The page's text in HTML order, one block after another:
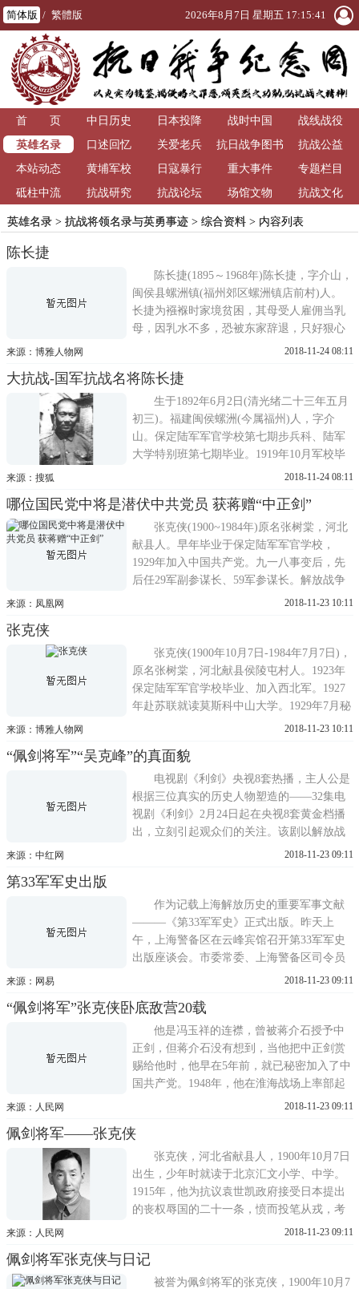
简体版 / 繁體版 2026年8月7日 星期五 17:15:42
首 页 中日历史 日本投降 战时中国
战线战役
英雄名录
口述回忆 关爱老兵
抗日战争图书
馆
抗战公益
本站动态
黄埔军校 日寇暴行 重大事件
专题栏目
砥柱中流
抗战研究 抗战论坛 场馆文物 抗战文化
英雄名录> 抗战将领名录与英勇事迹> 综合资料> 内容列表
陈长捷
陈长捷(1895～1968年)陈长捷，字介山，
闽侯县螺洲镇(福州郊区螺洲镇店前村)人。
长捷为襁褓时家境贫困，其母受人雇佣当乳
母，因乳水不多，恐被东家辞退，只好狠心
将他弃置在陈氏宗祠的供桌上，后兄姐赶往
读书，成绩优异，得老师田春干赏识，资助
他人福州师范学堂，后招之为婿。辛亥革命
后，他转入
来源：博雅人物网 2018-11-24 08:11
大抗战-国军抗战名将陈长捷
生于1892年6月2日(清光绪二十三年五月
初三)。福建闽侯螺洲(今属福州)人，字介
山。保定陆军军官学校第七期步兵科、陆军
大学特别班第七期毕业。1919年10月军校毕
业后派任山西陆军第4混成旅(旅长赵戴文)第
官、第1连中尉排长、上尉连长、少校团副。
1925年1月调升第1旅(旅长傅存怀)第2团(团长
卢丰年)中校
来源：搜狐 2018-11-24 08:11
哪位国民党中将是潜伏中共党员 获蒋赠“中正剑”
张克侠(1900~1984年)原名张树棠，河北
献县人。早年毕业于保定陆军军官学校，
1929年加入中国共产党。九一八事变后，先
后任29军副参谋长、59军参谋长。解放战争
时期，任国民党第三绥靖区中将副司令。
政委员会农林部长，国家林业部副部长兼林
业科学院院长、党组书记等职。
来源：凤凰网 2018-11-23 10:11
张克侠
张克侠(1900年10月7日-1984年7月7日)，
原名张树棠，河北献县侯陵屯村人。1923年
保定陆军军官学校毕业、加入西北军。1927
年赴苏联就读莫斯科中山大学。1929年7月秘
密加入中国共产党。1948年12月8日，与何基
淮海战役中碾庄战役的胜利。建国后曾任林
业部副部长、中国林业科学研究院院长。是
第四届人大代表、政协第
来源：博雅人物网 2018-11-23 10:11
“佩剑将军”“吴克峰”的真面貌
电视剧《利剑》央视8套热播，主人公是
根据三位真实的历史人物塑造的——32集电
视剧《利剑》2月24日起在央视8套黄金档播
出，立刻引起观众们的关注。该剧以解放战
争为背景，描写了潜伏在敌人内部的我党最
人物：吴石、张克侠与何基沣三位将军，各
取三人名字中的一
来源：中红网 2018-11-23 09:11
第33军军史出版
作为记载上海解放历史的重要军事文献
———《第33军军史》正式出版。昨天上
午，上海警备区在云峰宾馆召开第33军军史
出版座谈会。市委常委、上海警备区司令员
江勤宏主持会议并讲话，上海警备区政委李
部队之一，也是解放上海的主战部队之一。
从1949年5月12日到5月27日，第33军共歼敌
4300余人。7月11日，根据
来源：网易 2018-11-23 09:11
“佩剑将军”张克侠卧底敌营20载
他是冯玉祥的连襟，曾被蒋介石授予中
正剑，但蒋介石没有想到，当他把中正剑赏
赐给他时，他早在5年前，就已秘密加入了中
国共产党。1948年，他在淮海战场上率部起
义，打乱了国民党军队的整个部署……张克
米，剑身上刻有不成功便成仁六字，剑柄上
刻有校长蒋中正赠六字的短剑。此剑名为中
正剑，是蒋介石为了笼络
来源：人民网 2018-11-23 09:11
佩剑将军――张克侠
张克侠，河北省献县人，1900年10月7日
出生，少年时就读于北京汇文小学、中学。
1915年，他为抗议袁世凯政府接受日本提出
的丧权辱国的二十一条，愤而投笔从戎，考
入北京清河陆军军官预备学校，从此开始了
学校毕业后，加入冯玉祥将军部队。为了参
加国民革命，1924年1月，他到广州投奔孙中
来源：人民网 2018-11-23 09:11
佩剑将军张克侠与日记
被誉为佩剑将军的张克侠，1900年10月7